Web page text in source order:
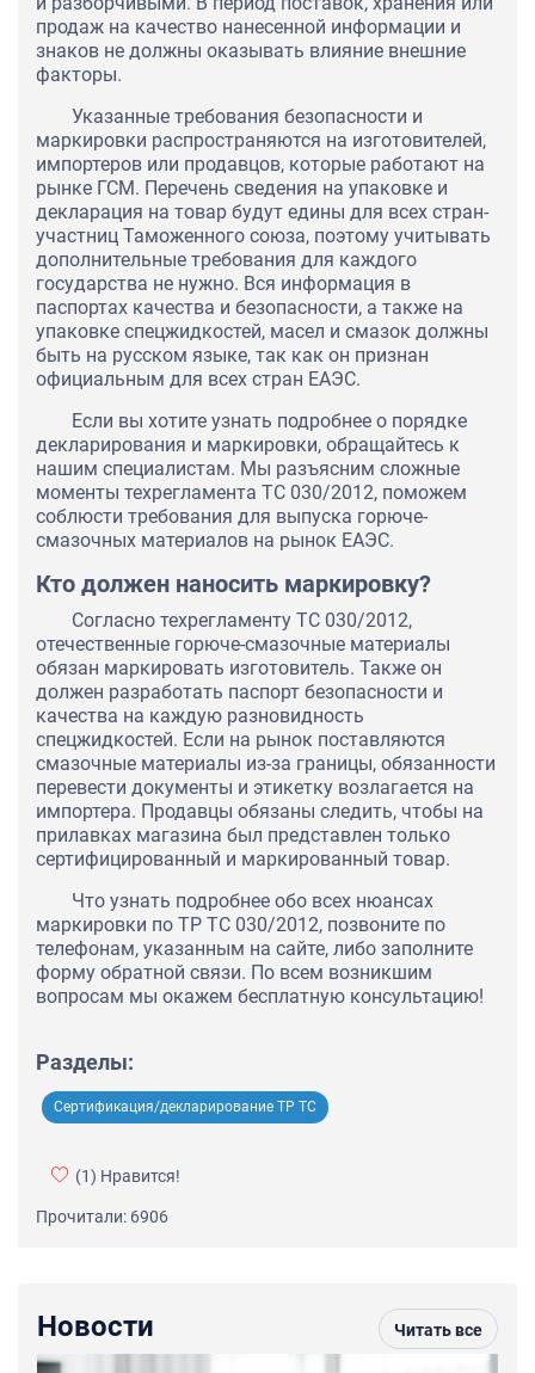
продаж на качество нанесенной информации и
знаков не должны оказывать влияние внешние
факторы.
Указанные требования безопасности и
маркировки распространяются на изготовителей,
импортеров или продавцов, которые работают на
рынке ГСМ. Перечень сведения на упаковке и
декларация на товар будут едины для всех стран-
участниц Таможенного союза, поэтому учитывать
дополнительные требования для каждого
государства не нужно. Вся информация в
паспортах качества и безопасности, а также на
упаковке спецжидкостей, масел и смазок должны
быть на русском языке, так как он признан
официальным для всех стран ЕАЭС.
Если вы хотите узнать подробнее о порядке
декларирования и маркировки, обращайтесь к
нашим специалистам. Мы разъясним сложные
моменты техрегламента ТС 030/2012, поможем
соблюсти требования для выпуска горюче-
смазочных материалов на рынок ЕАЭС.
Кто должен наносить маркировку?
Согласно техрегламенту ТС 030/2012,
отечественные горюче-смазочные материалы
обязан маркировать изготовитель. Также он
должен разработать паспорт безопасности и
качества на каждую разновидность
спецжидкостей. Если на рынок поставляются
смазочные материалы из-за границы, обязанности
перевести документы и этикетку возлагается на
импортера. Продавцы обязаны следить, чтобы на
прилавках магазина был представлен только
сертифицированный и маркированный товар.
Что узнать подробнее обо всех нюансах
маркировки по ТР ТС 030/2012, позвоните по
телефонам, указанным на сайте, либо заполните
форму обратной связи. По всем возникшим
вопросам мы окажем бесплатную консультацию!
Разделы:
Сертификация/декларирование ТР ТС
(1) Нравится!
Прочитали: 6906
Новости Читать все